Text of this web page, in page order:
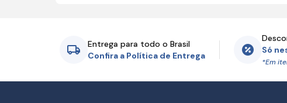
Entrega para todo o Brasil
Confira a Política de Entrega
Só
*Em